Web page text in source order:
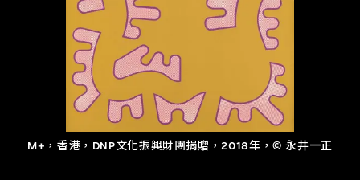
M+，香港，DNP文化振興財團捐贈，2018年，© 永井一正
關於M+藏品
探索世界頂級的二十及二十一世紀視覺
文化藏品。